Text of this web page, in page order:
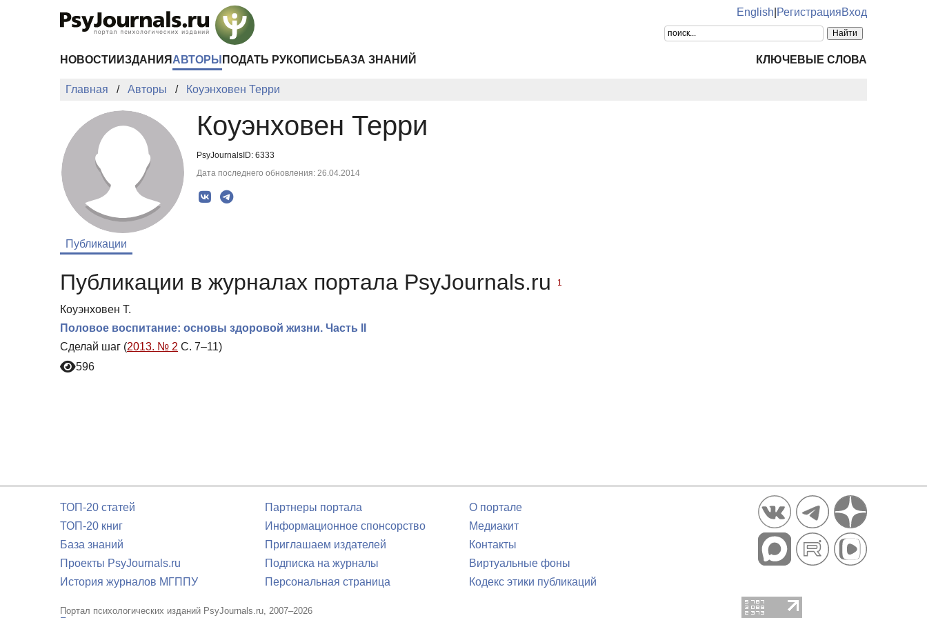
English РегистрацияВход
НОВОСТИ ИЗДАНИЯ АВТОРЫ ПОДАТЬ РУКОПИСЬ БАЗА ЗНАНИЙ КЛЮЧЕВЫЕ СЛОВА
Главная Авторы Коуэнховен Терри
Коуэнховен Терри
PsyJournalsID: 6333
Дата последнего обновления: 26.04.2014
Публикации
Публикации в журналах портала PsyJournals.ru 1
Коуэнховен Т.
Половое воспитание: основы здоровой жизни. Часть II
Сделай шаг (2013. № 2 С. 7–11)
596
ТОП-20 статей
ТОП-20 книг
База знаний
Проекты PsyJournals.ru
История журналов МГППУ
Партнеры портала
Информационное спонсорство
Приглашаем издателей
Подписка на журналы
Персональная страница
О портале
Медиакит
Контакты
Виртуальные фоны
Кодекс этики публикаций
Портал психологических изданий PsyJournals.ru, 2007–2026